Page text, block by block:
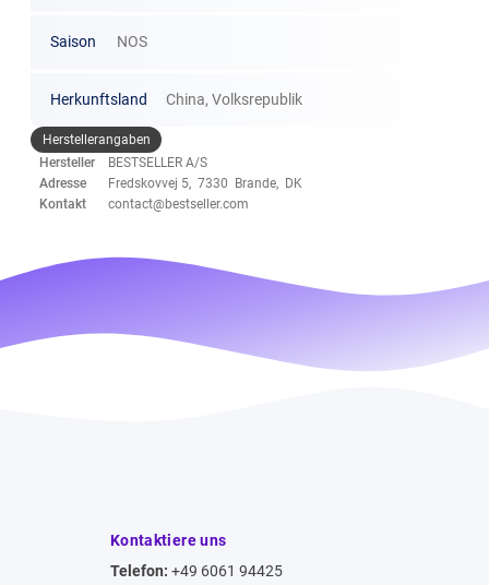
Saison NOS
Herkunftsland China, Volksrepublik
Herstellerangaben
Hersteller
BESTSELLER A/S
Adresse
Fredskovvej 5, 7330 Brande, DK
Kontakt
contact@bestseller.com
Kontaktiere uns
Telefon: +49 6061 94425